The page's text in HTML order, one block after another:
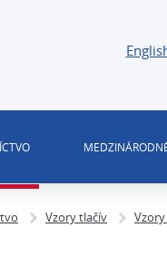
Vzory tlačív